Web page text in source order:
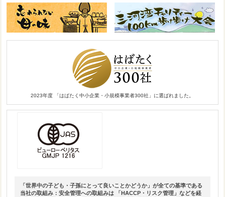
2023年度 「はばたく中小企業・小規模事業者300社」に選ばれました。
「世界中の子ども・子孫にとって良いことかどうか」が全ての基準である
当社の取組み：安全管理への取組みは 「HACCP・リスク管理」などを経